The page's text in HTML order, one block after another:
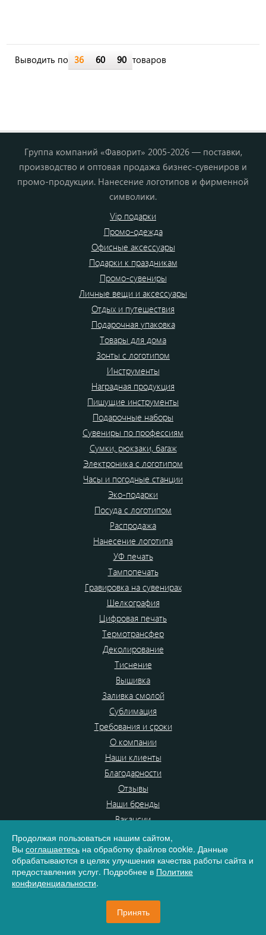
Выводить по 36 60 90 товаров
Группа компаний «Фаворит» 2005-2026 — поставки,
производство и оптовая продажа бизнес-сувениров и
промо-продукции. Нанесение логотипов и фирменной
символики.
Vip подарки
Промо-одежда
Офисные аксессуары
Подарки к праздникам
Промо-сувениры
Личные вещи и аксессуары
Отдых и путешествия
Подарочная упаковка
Товары для дома
Зонты с логотипом
Инструменты
Наградная продукция
Пишущие инструменты
Подарочные наборы
Сувениры по профессиям
Сумки, рюкзаки, багаж
Электроника с логотипом
Часы и погодные станции
Эко-подарки
Посуда с логотипом
Распродажа
Нанесение логотипа
УФ печать
Тампопечать
Гравировка на сувенирах
Шелкография
Цифровая печать
Термотрансфер
Деколирование
Тиснение
Вышивка
Заливка смолой
Сублимация
Требования и сроки
О компании
Наши клиенты
Благодарности
Отзывы
Наши бренды
Вакансии
Портфолио
Доставка и оплата
Контакты
Для рекламных агентств
Согласие на обработку персональных данных
Продолжая пользоваться нашим сайтом,
Вы соглашаетесь на обработку файлов cookie. Данные
обрабатываются в целях улучшения качества работы сайта и
предоставления услуг. Подробнее в Политике
конфиденциальности.
Принять